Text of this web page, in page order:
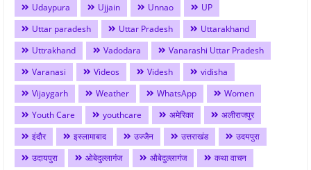
Udaypura
Ujjain Unnao
UP
Uttar paradesh
Uttar Pradesh
Uttarakhand
Uttrakhand
Vadodara
Vanarashi Uttar Pradesh
Varanasi
Videos Videsh
vidisha
Vijaygarh
Weather WhatsApp
Women
Youth Care
youthcare अमेरिका
अलीराजपुर
इंदौर
इस्लामाबाद उज्जैन उत्तराखंड
उदयपुरा
उदायपुरा
ओबेदुल्लागंज औबेदुल्लागंज
कथा वाचन